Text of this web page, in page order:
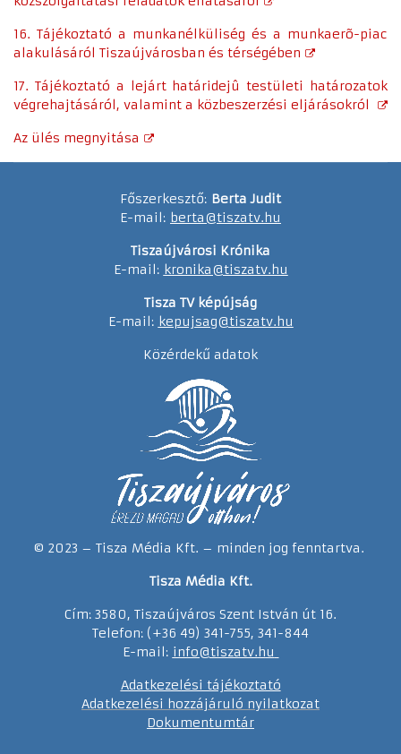
16. Tájékoztató a munkanélküliség és a munkaerõ-piac
alakulásáról Tiszaújvárosban és térségében
17. Tájékoztató a lejárt határidejû testületi határozatok
végrehajtásáról, valamint a közbeszerzési eljárásokról
Az ülés megnyitása
Főszerkesztő: Berta Judit
E-mail: berta@tiszatv.hu
Tiszaújvárosi Krónika
E-mail: kronika@tiszatv.hu
Tisza TV képújság
E-mail: kepujsag@tiszatv.hu
Közérdekű adatok
© 2023 – Tisza Média Kft. – minden jog fenntartva.
Tisza Média Kft.
Cím: 3580, Tiszaújváros Szent István út 16.
Telefon: (+36 49) 341-755, 341-844
E-mail: info@tiszatv.hu
Adatkezelési tájékoztató
Adatkezelési hozzájáruló nyilatkozat
Dokumentumtár